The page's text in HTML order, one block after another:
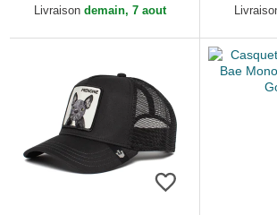
Livraison demain, 7 aout